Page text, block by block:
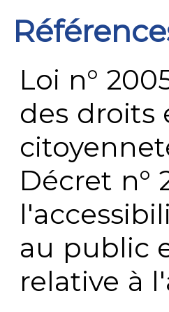
Loi n°
des droits
Décret n°
au public
relative à